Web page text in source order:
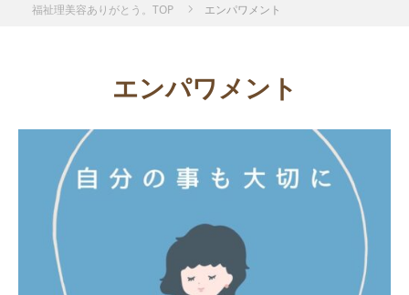
福祉理美容ありがとう。TOP エンパワメント
エンパワメント